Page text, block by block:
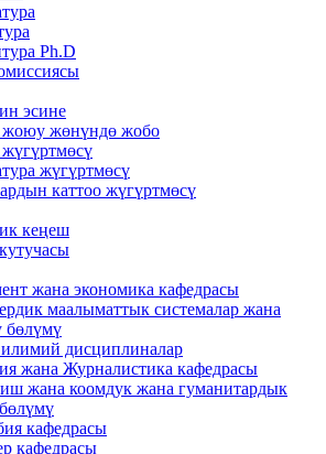
Ph.D
эсине
жөнүндө жобо
жүгүртмөсү
каттоо жүгүртмөсү
кеңеш
жана экономика кафедрасы
маалыматтык системалар жана
бөлүмү
дисциплиналар
жана Журналистика кафедрасы
жана коомдук жана гуманитардык
кафедрасы
кафедрасы